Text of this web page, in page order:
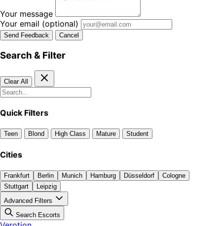
Your message
Your email (optional)
Send Feedback Cancel
Search & Filter
Clear All
Quick Filters
Teen Blond High Class Mature Student
Cities
Frankfurt Berlin Munich Hamburg Düsseldorf
Cologne
Stuttgart
Leipzig
Advanced Filters
Search Escorts